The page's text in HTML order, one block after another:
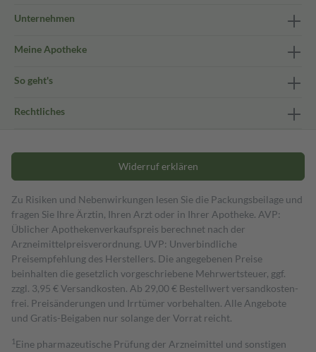
Unternehmen
Meine Apotheke
So geht's
Rechtliches
Widerruf erklären
Zu Risiken und Nebenwirkungen lesen Sie die Packungsbeilage und
fragen Sie Ihre Ärztin, Ihren Arzt oder in Ihrer Apotheke. AVP:
Üblicher Apothekenverkaufspreis berechnet nach der
Arzneimittelpreisverordnung. UVP: Unverbindliche
Preisempfehlung des Herstellers. Die angegebenen Preise
beinhalten die gesetzlich vorgeschriebene Mehrwertsteuer, ggf.
zzgl. 3,95 € Versandkosten. Ab 29,00 € Bestell­wert versand­kosten­
frei. Preisänderungen und Irrtümer vorbehalten. Alle Angebote
und Gratis-Beigaben nur solange der Vorrat reicht.
1 Eine pharmazeutische Prüfung der Arzneimittel und sonstigen